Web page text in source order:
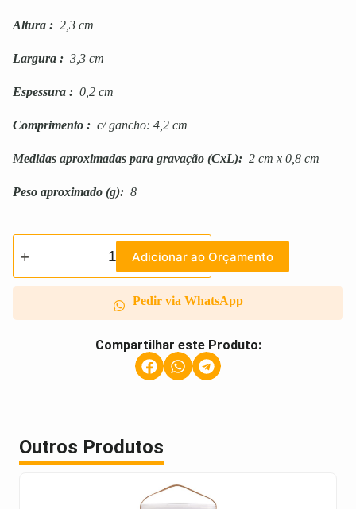
Altura : 2,3 cm
Largura : 3,3 cm
Espessura : 0,2 cm
Comprimento : c/ gancho: 4,2 cm
Medidas aproximadas para gravação (CxL): 2 cm x 0,8 cm
Peso aproximado (g): 8
Adicionar ao Orçamento
Pedir via WhatsApp
Compartilhar este Produto:
Outros Produtos